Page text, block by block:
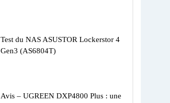
Test du NAS ASUSTOR Lockerstor 4
Gen3 (AS6804T)
Avis – UGREEN DXP4800 Plus : une